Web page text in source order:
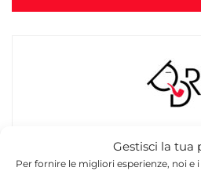
Gestisci la tua
Per fornire le migliori esperienze, noi
La redazione di